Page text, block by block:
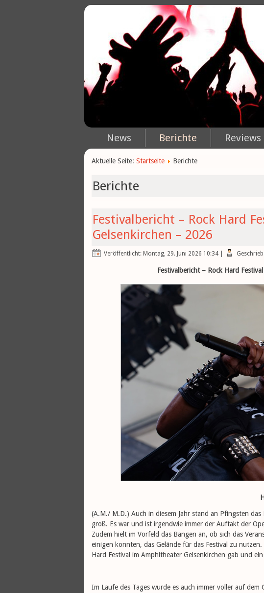
News Berichte Reviews
Aktuelle Seite: Startseite Berichte
Berichte
Festivalbericht – Rock Hard
Gelsenkirchen – 2026
Veröffentlicht: Montag, 29. Juni 2026 10:34
Festivalbericht – Rock Hard
(A.M./ M.D.) Auch in diesem Jahr stand an Pfingsten
groß. Es war und ist irgendwie immer der Auftakt der
Zudem hielt im Vorfeld das Bangen an, ob sich das
einigen konnten, das Gelände für das Festival zu
Hard Festival im Amphitheater Gelsenkirchen gab und
Im Laufe des Tages wurde es auch immer voller auf